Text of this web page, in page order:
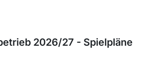
2026/27 - Spielpläne